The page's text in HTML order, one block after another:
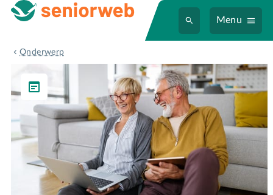
Menu
Onderwerp
Programma's & Apps
Programma's & Apps